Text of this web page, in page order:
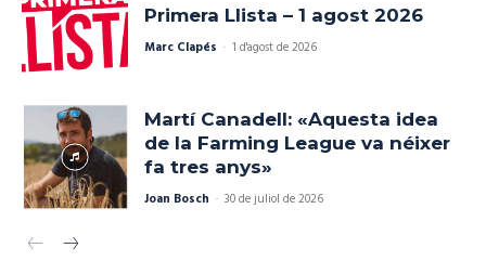
Primera Llista – 1 agost 2026
Marc Clapés - 1 d'agost de 2026
Martí Canadell: «Aquesta idea
de la Farming League va néixer
fa tres anys»
Joan Bosch - 30 de juliol de 2026